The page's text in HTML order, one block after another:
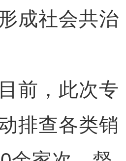
成社会共治
，此次专
排查各类销